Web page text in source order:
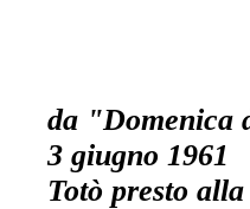
da "Domenica
3 giugno 1961
Totò presto